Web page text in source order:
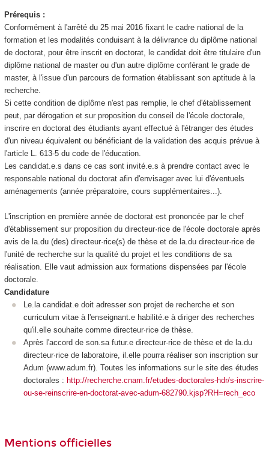
Prérequis :
Conformément à l'arrêté du 25 mai 2016 fixant le cadre national de la
formation et les modalités conduisant à la délivrance du diplôme national
de doctorat, pour être inscrit en doctorat, le candidat doit être titulaire d'un
diplôme national de master ou d'un autre diplôme conférant le grade de
master, à l'issue d'un parcours de formation établissant son aptitude à la
recherche.
Si cette condition de diplôme n'est pas remplie, le chef d'établissement
peut, par dérogation et sur proposition du conseil de l'école doctorale,
inscrire en doctorat des étudiants ayant effectué à l'étranger des études
d'un niveau équivalent ou bénéficiant de la validation des acquis prévue à
l'article L. 613-5 du code de l'éducation.
Les candidat.e.s dans ce cas sont invité.e.s à prendre contact avec le
responsable national du doctorat afin d'envisager avec lui d'éventuels
aménagements (année préparatoire, cours supplémentaires...).
L'inscription en première année de doctorat est prononcée par le chef
d'établissement sur proposition du directeur·rice de l'école doctorale après
avis de la.du (des) directeur·rice(s) de thèse et de la.du directeur·rice de
l'unité de recherche sur la qualité du projet et les conditions de sa
réalisation. Elle vaut admission aux formations dispensées par l'école
doctorale.
Candidature
Le.la candidat.e doit adresser son projet de recherche et son
curriculum vitae à l'enseignant.e habilité.e à diriger des recherches
qu'il.elle souhaite comme directeur·rice de thèse.
Après l'accord de son.sa futur.e directeur·rice de thèse et de la.du
directeur·rice de laboratoire, il.elle pourra réaliser son inscription sur
Adum (www.adum.fr). Toutes les informations sur le site des études
doctorales : http://recherche.cnam.fr/etudes-doctorales-hdr/s-inscrire-
ou-se-reinscrire-en-doctorat-avec-adum-682790.kjsp?RH=rech_eco
Mentions officielles